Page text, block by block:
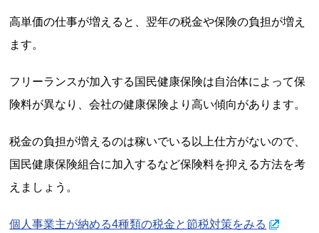
高単価の仕事が増えると、翌年の税金や保険の負担が増え
ます。
フリーランスが加入する国民健康保険は自治体によって保
険料が異なり、会社の健康保険より高い傾向があります。
税金の負担が増えるのは稼いでいる以上仕方がないので、
国民健康保険組合に加入するなど保険料を抑える方法を考
えましょう。
個人事業主が納める4種類の税金と節税対策をみる